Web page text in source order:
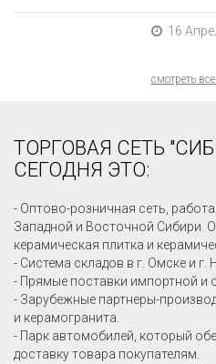
16
смотреть
ТОРГОВАЯ СЕТЬ
СЕГОДНЯ ЭТО:
- Оптово-розничная сеть,
Западной и Восточной Сибири.
керамическая плитка и
- Система складов в г. Омске и г.
- Прямые поставки импортной и
- Зарубежные партнеры-
и керамогранита.
- Парк автомобилей, который
доставку товара покупателям.